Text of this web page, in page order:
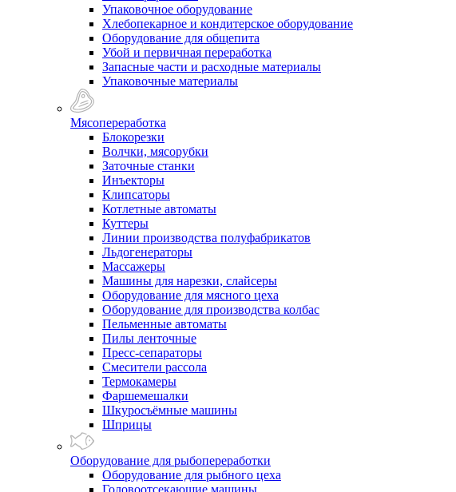
Упаковочное оборудование
Хлебопекарное и кондитерское оборудование
Оборудование для общепита
Убой и первичная переработка
Запасные части и расходные материалы
Упаковочные материалы
Мясопереработка
Блокорезки
Волчки, мясорубки
Заточные станки
Инъекторы
Клипсаторы
Котлетные автоматы
Куттеры
Линии производства полуфабрикатов
Льдогенераторы
Массажеры
Машины для нарезки, слайсеры
Оборудование для мясного цеха
Оборудование для производства колбас
Пельменные автоматы
Пилы ленточные
Пресс-сепараторы
Смесители рассола
Термокамеры
Фаршемешалки
Шкуросъёмные машины
Шприцы
Оборудование для рыбопереработки
Оборудование для рыбного цеха
Головоотсекающие машины